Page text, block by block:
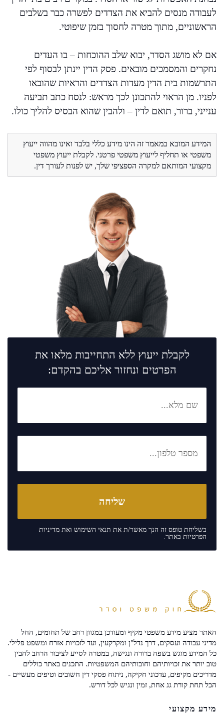
לעבודה מנסים להביא את הצדדים לפשרה כבר בשלבים
הראשוניים, מתוך מטרה לחסוך בזמן שיפוטי.
אם לא מושג הסדר, יבוא שלב ההוכחות – בו העדים
נחקרים והמסמכים מובאים. פסק הדין יינתן לבסוף לפי
התרשמות בית הדין מעדות הצדדים והראיות שהובאו
לפניו. מן הראוי להתכונן לכך מראש: לנסח כתב תביעה
ענייני, ברור, תואם לדין – ולהבין שהוא הבסיס להליך כולו.
המידע המובא במאמר זה הינו מידע כללי בלבד ואינו מהווה ייעוץ
משפטי או תחליף לייעוץ משפטי פרטני. לקבלת ייעוץ משפטי
מקצועי המותאם למקרה הספציפי שלך, יש לפנות לעורך דין.
לקבלת ייעוץ ללא התחייבות מלאו את
הפרטים ונחזור אליכם בהקדם:
בשליחת טופס זה הנך מאשר/ת את תנאי השימוש ואת מדיניות
הפרטיות באתר.
האתר מציע מידע משפטי מקיף ומעודכן במגוון רחב של תחומים, החל
מדיני עבודה ועסקים, דרך נדל"ן ומקרקעין, ועד לזכויות אזרח ומשפט פלילי.
כל המידע מוגש בשפה ברורה ונגישה, במטרה לסייע לציבור הרחב להבין
טוב יותר את זכויותיהם וחובותיהם המשפטיות. התכנים באתר כוללים
מדריכים מקיפים, עדכוני חקיקה, ניתוח פסקי דין חשובים וטיפים מעשיים -
הכל תחת קורת גג אחת, זמין ונגיש לכל דורש.
מידע מקצועי